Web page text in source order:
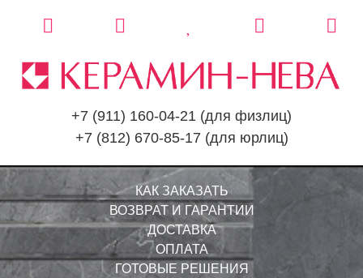
+7 (911) 160-04-21 (для физлиц)
+7 (812) 670-85-17 (для юрлиц)
КАК ЗАКАЗАТЬ
ВОЗВРАТ И ГАРАНТИИ
ДОСТАВКА
ОПЛАТА
ГОТОВЫЕ РЕШЕНИЯ